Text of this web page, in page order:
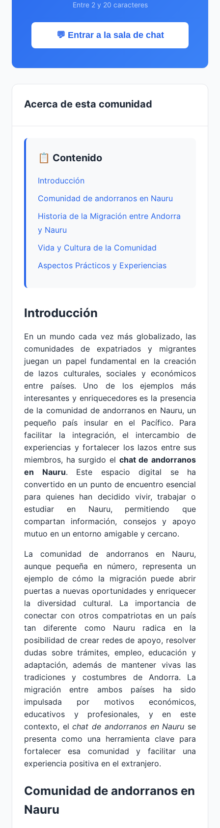
Entre 2 y 20 caracteres
💬 Entrar a la sala de chat
Acerca de esta comunidad
📋 Contenido
Introducción
Comunidad de andorranos en Nauru
Historia de la Migración entre Andorra
y Nauru
Vida y Cultura de la Comunidad
Aspectos Prácticos y Experiencias
Introducción
En un mundo cada vez más globalizado, las
comunidades de expatriados y migrantes
juegan un papel fundamental en la creación
de lazos culturales, sociales y económicos
entre países. Uno de los ejemplos más
interesantes y enriquecedores es la presencia
de la comunidad de andorranos en Nauru, un
pequeño país insular en el Pacífico. Para
facilitar la integración, el intercambio de
experiencias y fortalecer los lazos entre sus
miembros, ha surgido el chat de andorranos
en Nauru. Este espacio digital se ha
convertido en un punto de encuentro esencial
para quienes han decidido vivir, trabajar o
estudiar en Nauru, permitiendo que
compartan información, consejos y apoyo
mutuo en un entorno amigable y cercano.
La comunidad de andorranos en Nauru,
aunque pequeña en número, representa un
ejemplo de cómo la migración puede abrir
puertas a nuevas oportunidades y enriquecer
la diversidad cultural. La importancia de
conectar con otros compatriotas en un país
tan diferente como Nauru radica en la
posibilidad de crear redes de apoyo, resolver
dudas sobre trámites, empleo, educación y
adaptación, además de mantener vivas las
tradiciones y costumbres de Andorra. La
migración entre ambos países ha sido
impulsada por motivos económicos,
educativos y profesionales, y en este
contexto, elchat de andorranos en Nauru se
presenta como una herramienta clave para
fortalecer esa comunidad y facilitar una
experiencia positiva en el extranjero.
Comunidad de andorranos en
Nauru